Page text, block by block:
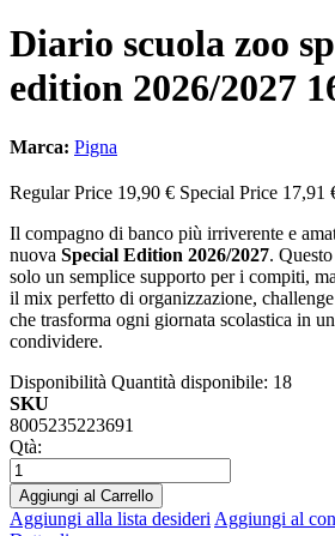
Diario scuola zoo
edition 2026/2027
Marca: Pigna
Regular Price 19,90 € Special Price 17,91
Il compagno di banco più irriverente e
nuova Special Edition 2026/2027. Questo
solo un semplice supporto per i compiti,
il mix perfetto di organizzazione,
che trasforma ogni giornata scolastica in
condividere.
Disponibilità Quantità disponibile: 18
SKU
8005235223691
Qtà:
Aggiungi al Carrello
Aggiungi alla lista desideri Aggiungi al